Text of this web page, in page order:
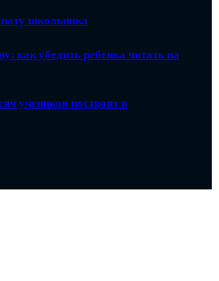
школьника
как убедить ребенка читать на
учеников построят в